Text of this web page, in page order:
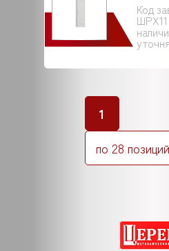
Код
1
по 28 позиций